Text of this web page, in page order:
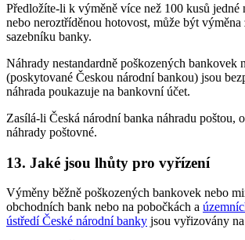
Předložíte-li k výměně více než 100 kusů
nebo neroztříděnou hotovost, může být výměna
sazebníku banky.
Náhrady nestandardně poškozených bankovek
(poskytované Českou národní bankou) jsou
náhrada poukazuje na bankovní účet.
Zasílá-li Česká národní banka náhradu poštou,
náhrady poštovné.
13. Jaké jsou lhůty pro vyřízení
Výměny běžně poškozených bankovek nebo
obchodních bank nebo na pobočkách a
ústředí České národní banky jsou vyřizovány